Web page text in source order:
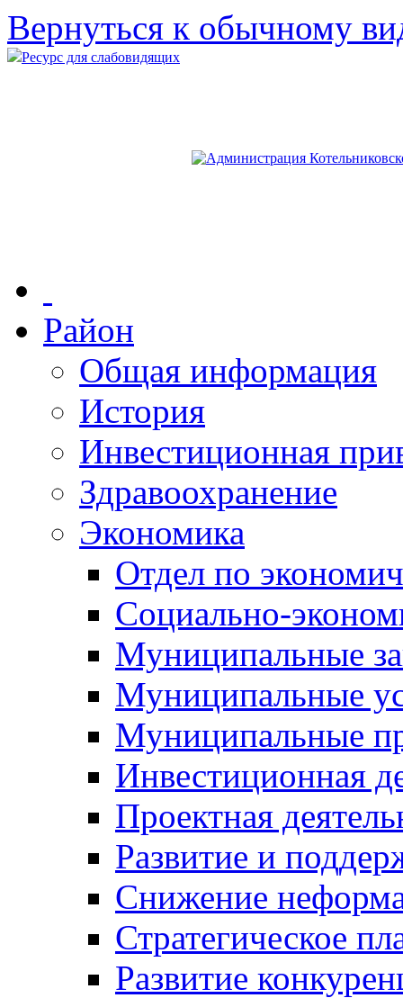
Вернуться к обычному
Ресурс для слабовидящих
Район
Общая информация
История
Инвестиционная
Здравоохранение
Экономика
Отдел по
Социально-
Муниципальные
Муниципальные
Муниципальные
Инвестиционная
Проектная
Развитие и
Снижение
Стратегическое
Развитие